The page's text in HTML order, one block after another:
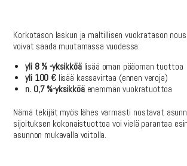
Korkotason laskun ja maltillisen vuokratason
voivat saada muutamassa vuodessa:
yli 8 % -yksikköälisää oman pääoman tuottoa
yli 100 € lisää kassavirtaa (ennen veroja)
n. 0,7 %-yksikköäenemmän vuokratuottoa
Nämä tekijät myös lähes varmasti nostavat
sijoituksen kokonaistuottoa voi vielä parantaa
asunnon mukavalla voitolla.